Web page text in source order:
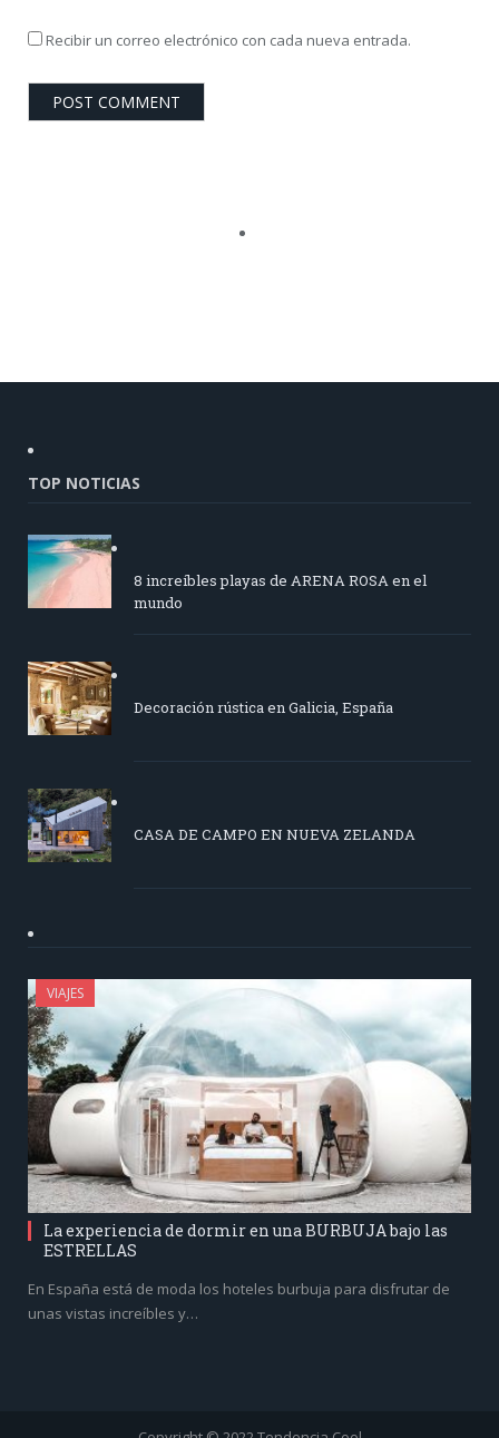
Recibir un correo electrónico con cada nueva entrada.
TOP NOTICIAS
8 increíbles playas de ARENA ROSA en el
mundo
Decoración rústica en Galicia, España
CASA DE CAMPO EN NUEVA ZELANDA
VIAJES
La experiencia de dormir en una BURBUJA bajo las
ESTRELLAS
En España está de moda los hoteles burbuja para disfrutar de
unas vistas increíbles y…